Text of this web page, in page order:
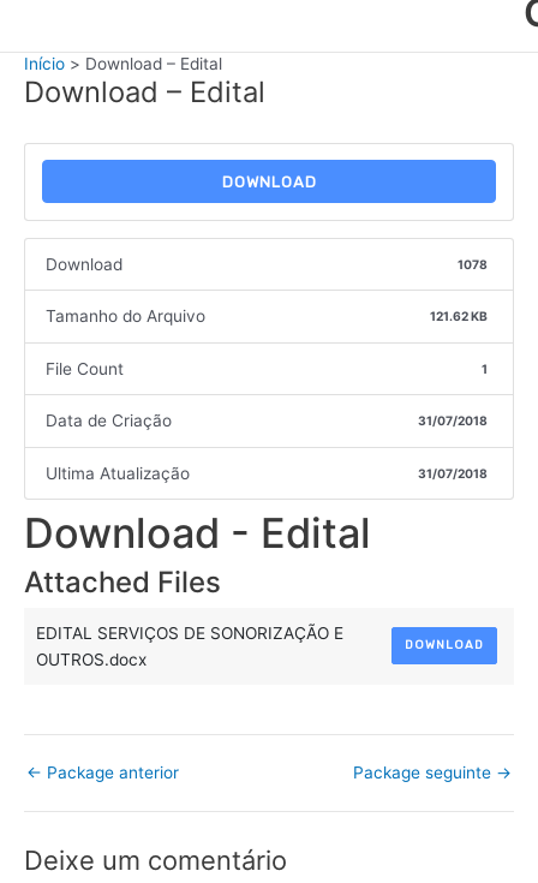
Início Download – Edital
Download – Edital
DOWNLOAD
Download 1078
Tamanho do Arquivo 121.62 KB
File Count 1
Data de Criação 31/07/2018
Ultima Atualização 31/07/2018
Download - Edital
Attached Files
EDITAL SERVIÇOS DE SONORIZAÇÃO E
OUTROS.docx
DOWNLOAD
← Package anterior Package seguinte →
Deixe um comentário